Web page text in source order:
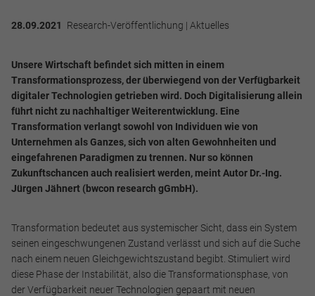
28.09.2021 Research-Veröffentlichung | Aktuelles
Unsere Wirtschaft befindet sich mitten in einem
Transformationsprozess, der überwiegend von der Verfügbarkeit
digitaler Technologien getrieben wird. Doch Digitalisierung allein
führt nicht zu nachhaltiger Weiterentwicklung. Eine
Transformation verlangt sowohl von Individuen wie von
Unternehmen als Ganzes, sich von alten Gewohnheiten und
eingefahrenen Paradigmen zu trennen. Nur so können
Zukunftschancen auch realisiert werden, meint Autor Dr.-Ing.
Jürgen Jähnert (bwcon research gGmbH).
Transformation bedeutet aus systemischer Sicht, dass ein System
seinen eingeschwungenen Zustand verlässt und sich auf die Suche
nach einem neuen Gleichgewichtszustand begibt. Stimuliert wird
diese Phase der Instabilität, also die Transformationsphase, von
der Verfügbarkeit neuer Technologien gepaart mit neuen